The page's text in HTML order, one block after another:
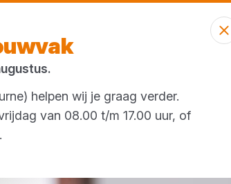
helpen wij je graag verder.
van 08.00 t/m 17.00 uur, of
.